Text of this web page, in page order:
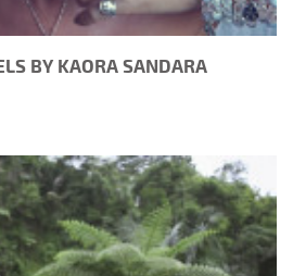
BY KAORA SANDARA